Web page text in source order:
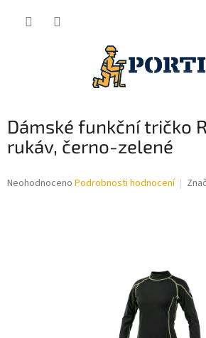
Dámské funkční tričko
rukáv, černo-zelené
Průměrné
Neohodnoceno Podrobnosti hodnocení